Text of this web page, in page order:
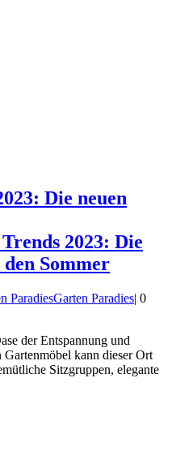
Die neuen
2023: Die
Sommer
ParadiesGarten Paradies| 0
der Entspannung und
kann dieser Ort
Sitzgruppen, elegante